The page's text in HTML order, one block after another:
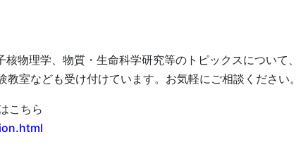
物理学、物質・生命科学研究等のトピックスについて
室なども受け付けています。お気軽にご相談ください。
こちら